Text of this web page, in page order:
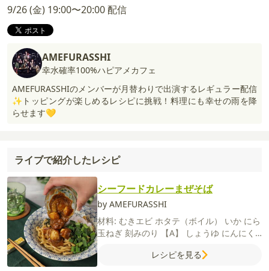
9/26 (金) 19:00〜20:00 配信
AMEFURASSHI
幸水確率100%ハピアメカフェ
AMEFURASSHIのメンバーが月替わりで出演するレギュラー配信
✨トッピングが楽しめるレシピに挑戦！料理にも幸せの雨を降
らせます💛
ライブで紹介したレシピ
シーフードカレーまぜそば
by AMEFURASSHI
材料: むきエビ ホタテ（ボイル） いか にら
玉ねぎ 刻みのり 【A】 しょうゆ にんにく
粗びき黒こしょう中華麺（極太）
レシピを見る